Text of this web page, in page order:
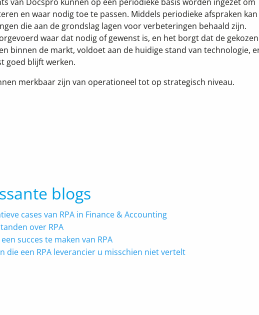
en waar nodig toe te passen. Middels periodieke afspraken
die aan de grondslag lagen voor verbeteringen behaald zijn.
waar dat nodig of gewenst is, en het borgt dat de gekozen
binnen de markt, voldoet aan de huidige stand van technologie,
goed blijft werken.
merkbaar zijn van operationeel tot op strategisch niveau.
blogs
cases van RPA in Finance & Accounting
over RPA
succes te maken van RPA
die een RPA leverancier u misschien niet vertelt